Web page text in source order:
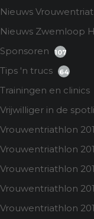
Nieuws
Nieuws Zwemloop
Sponsoren 107
Tips 'n trucs 64
Trainingen en clinics
Vrijwilliger in de
Vrouwentriathlon
Vrouwentriathlon
Vrouwentriathlon
Vrouwentriathlon
Vrouwentriathlon